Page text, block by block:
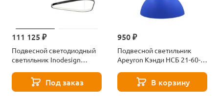
111 125 ₽
Подвесной светодиодный
светильник Inodesign
Под заказ
950 ₽
Подвесной светильник
Apeyron Кэнди НСБ 21-60-
В корзину